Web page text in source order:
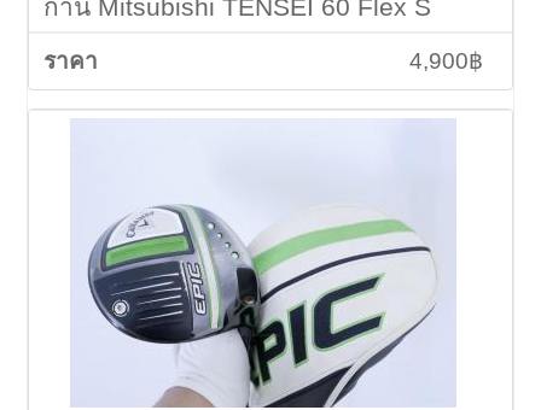
ก้าน Mitsubishi TENSEI 60 Flex S
4,900฿